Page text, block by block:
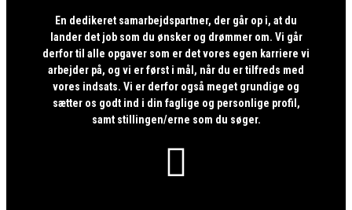
En dedikeret samarbejdspartner, der går op i, at du
lander det job som du ønsker og drømmer om. Vi går
derfor til alle opgaver som er det vores egen karriere vi
arbejder på, og vi er først i mål, når du er tilfreds med
vores indsats. Vi er derfor også meget grundige og
sætter os godt ind i din faglige og personlige profil,
samt stillingen/erne som du søger.
